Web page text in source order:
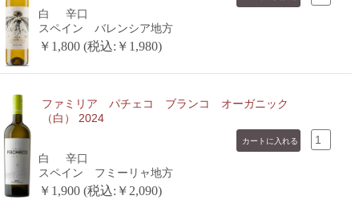
白
辛口
スペイン バレンシア地方
￥1,800 (税込:￥1,980)
ファミリア パチェコ ブランコ オーガニック
（白） 2024
白
辛口
スペイン フミーリャ地方
￥1,900 (税込:￥2,090)